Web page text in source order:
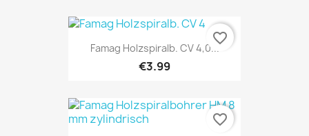
Famag Holzspiralb. CV 4,0...
€3.99
favorite_border
favorite_border